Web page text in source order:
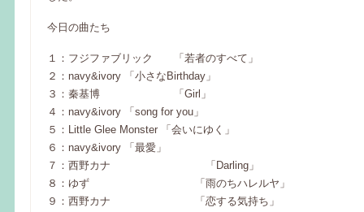
今日の曲たち
１：フジファブリック 「若者のすべて」
２：navy&ivory 「小さなBirthday」
３：秦基博 「Girl」
４：navy&ivory 「song for you」
５：Little Glee Monster 「会いにゆく」
６：navy&ivory 「最愛」
７：西野カナ 「Darling」
８：ゆず 「雨のちハレルヤ」
９：西野カナ 「恋する気持ち」